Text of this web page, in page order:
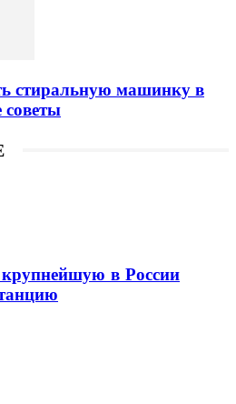
стиральную машинку в
советы
в России